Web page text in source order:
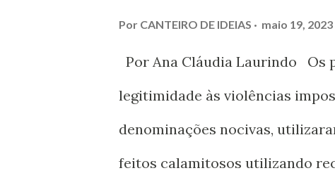
Por CANTEIRO DE IDEIAS maio 19, 2023
Por Ana Cláudia Laurindo Os
legitimidade às violências
denominações nocivas,
feitos calamitosos utilizando